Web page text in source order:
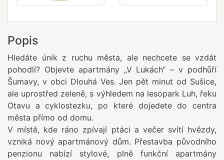
Popis
Hledáte únik z ruchu města, ale nechcete se vzdát
pohodlí? Objevte apartmány „V Lukách“ – v podhůří
Šumavy, v obci Dlouhá Ves. Jen pět minut od Sušice,
ale uprostřed zeleně, s výhledem na lesopark Luh, řeku
Otavu a cyklostezku, po které dojedete do centra
města přímo od domu.
V místě, kde ráno zpívají ptáci a večer svítí hvězdy,
vzniká nový apartmánový dům. Přestavba původního
penzionu nabízí stylové, plně funkční apartmány